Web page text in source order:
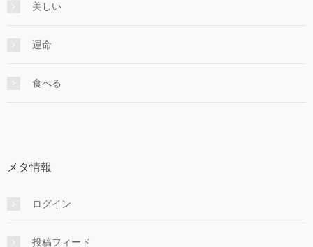
美しい
運命
食べる
メタ情報
ログイン
投稿フィード